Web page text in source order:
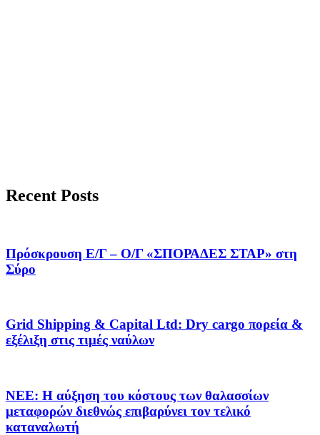
Recent Posts
Πρόσκρουση Ε/Γ – Ο/Γ «ΣΠΟΡΑΔΕΣ ΣΤΑΡ» στη
Σύρο
Grid Shipping & Capital Ltd: Dry cargo πορεία &
εξέλιξη στις τιμές ναύλων
ΝΕΕ: Η αύξηση του κόστους των θαλασσίων
μεταφορών διεθνώς επιβαρύνει τον τελικό
καταναλωτή